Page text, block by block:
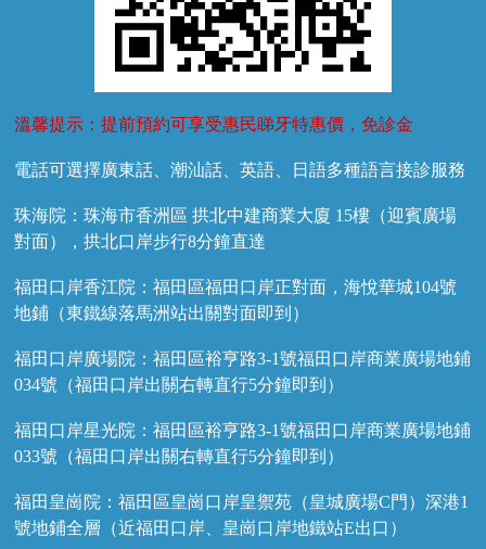
溫馨提示：提前預約可享受惠民睇牙特惠價，免診金
電話可選擇廣東話、潮汕話、英語、日語多種語言接診服務
珠海院：珠海市香洲區 拱北中建商業大廈 15樓（迎賓廣場
對面），拱北口岸步行8分鐘直達
福田口岸香江院：福田區福田口岸正對面，海悅華城104號
地鋪（東鐵線落馬洲站出關對面即到）
福田口岸廣場院：福田區裕亨路3-1號福田口岸商業廣場地鋪
034號（福田口岸出關右轉直行5分鐘即到）
福田口岸星光院：福田區裕亨路3-1號福田口岸商業廣場地鋪
033號（福田口岸出關右轉直行5分鐘即到）
福田皇崗院：福田區皇崗口岸皇禦苑（皇城廣場C門）深港1
號地鋪全層（近福田口岸、皇崗口岸地鐵站E出口）